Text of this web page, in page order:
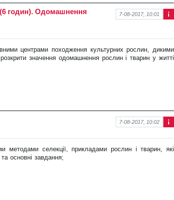
ма
про
нов
7-08-2017, 10:01
(6 годин). Одомашнення
центрами походження культурних рослин, дикими
значення одомашнення рослині тварин у житті
ор
ція
7-08-2017, 10:02
методами селекції, прикладами рослин і тварин, які
основні завдання;